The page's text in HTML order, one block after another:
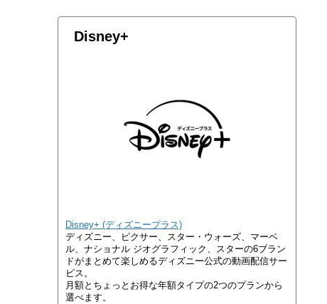
Disney+
Disney+ (ディズニープラス)
ディズニー、ピクサー、スター・ウォーズ、マーベ
ル、ナショナル ジオグラフィック、スターの6ブラン
ドがまとめて楽しめるディズニー公式の動画配信サー
ビス。
月額とちょっとお得な年額タイプの2つのプランから
選べます。